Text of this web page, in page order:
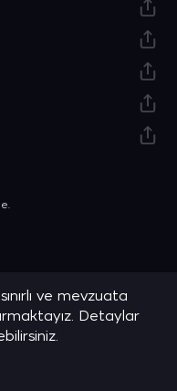
ve mevzuata
Detaylar